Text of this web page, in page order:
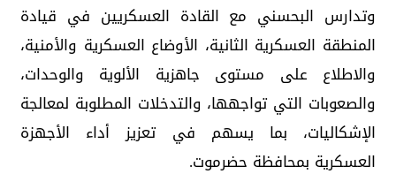
وتدارس البحسني مع القادة العسكريين في قيادة
المنطقة العسكرية الثانية، الأوضاع العسكرية والأمنية،
والاطلاع على مستوى جاهزية الألوية والوحدات،
والصعوبات التي تواجهها، والتدخلات المطلوبة لمعالجة
الإشكاليات، بما يسهم في تعزيز أداء الأجهزة
العسكرية بمحافظة حضرموت.